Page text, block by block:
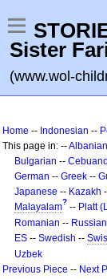
Sister
(www.wol-
Home -- Indonesian --
This page in: --Albanian
Bulgarian --
German -- Greek --
Japanese -- Kazakh
Malayalam? -- Platt
Romanian -- Russian
ES -- Swedish --
Uzbek
Previous Piece -- Next